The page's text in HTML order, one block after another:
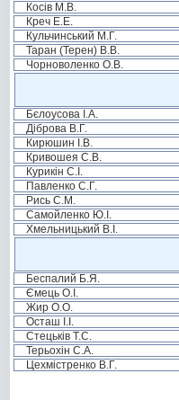
Косів М.В.
Креч Е.Е.
Кульчинський М.Г.
Таран (Терен) В.В.
Чорноволенко О.В.
Бєлоусова І.А.
Діброва В.Г.
Кирюшин І.В.
Кривошея С.В.
Курикін С.І.
Павленко С.Г.
Рись С.М.
Самойленко Ю.І.
Хмельницький В.І.
Беспалий Б.Я.
Ємець О.І.
Жир О.О.
Осташ І.І.
Стецьків Т.С.
Терьохін С.А.
Цехмістренко В.Г.